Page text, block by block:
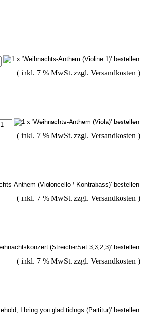
( inkl. 7 % MwSt. zzgl. Versandkosten )
( inkl. 7 % MwSt. zzgl. Versandkosten )
( inkl. 7 % MwSt. zzgl. Versandkosten )
( inkl. 7 % MwSt. zzgl. Versandkosten )